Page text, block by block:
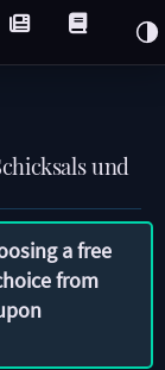
und
a free
from